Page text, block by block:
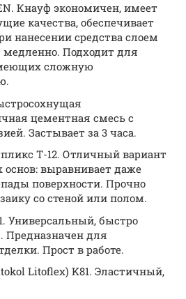
Кнауф экономичен, имеет
качества, обеспечивает
нанесении средства слоем
медленно. Подходит для
сложную
цементная смесь с
Застывает за 3 часа.
Т-12. Отличный вариант
выравнивает даже
поверхности. Прочно
со стеной или полом.
Универсальный, быстро
Предназначен для
Прост в работе.
Litoflex) K81. Эластичный,